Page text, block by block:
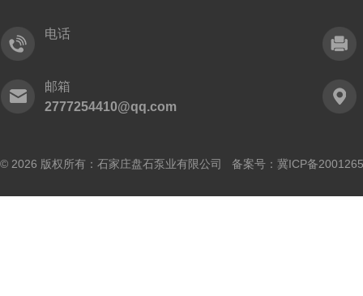
电话
邮箱
2777254410@qq.com
© 2026 版权所有：石家庄盘石泵业有限公司 备案号： 冀ICP备